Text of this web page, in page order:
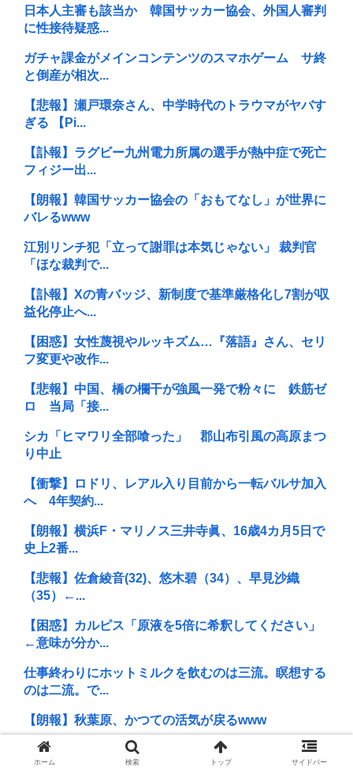
日本人主審も該当か 韓国サッカー協会、外国人審判
に性接待疑惑...
ガチャ課金がメインコンテンツのスマホゲーム サ終
と倒産が相次...
【悲報】瀬戸環奈さん、中学時代のトラウマがヤバす
ぎる 【Pi...
【訃報】ラグビー九州電力所属の選手が熱中症で死亡
フィジー出...
【朗報】韓国サッカー協会の「おもてなし」が世界に
バレるwww
江別リンチ犯「立って謝罪は本気じゃない」 裁判官
「ほな裁判で...
【訃報】Xの青バッジ、新制度で基準厳格化し7割が収
益化停止へ...
【困惑】女性蔑視やルッキズム…『落語』さん、セリ
フ変更や改作...
【悲報】中国、橋の欄干が強風一発で粉々に 鉄筋ゼ
ロ 当局「接...
シカ「ヒマワリ全部喰った」 郡山布引風の高原まつ
り中止
【衝撃】ロドリ、レアル入り目前から一転バルサ加入
へ 4年契約...
【朗報】横浜F・マリノス三井寺眞、16歳4カ月5日で
史上2番...
【悲報】佐倉綾音(32)、悠木碧（34）、早見沙織
（35）←...
【困惑】カルピス「原液を5倍に希釈してください」
←意味が分か...
仕事終わりにホットミルクを飲むのは三流。瞑想する
のは二流。で...
【朗報】秋葉原、かつての活気が戻るwww
【は？】極左団体さん「原爆ドーム前を明け渡せば核
戦争が始まる...
ホーム 検索 トップ サイドバー